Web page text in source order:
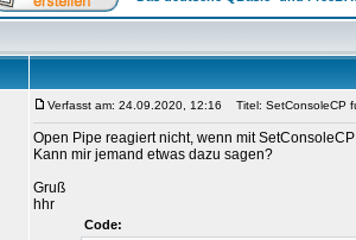
Verfasst am: 24.09.2020, 12:16 Titel: SetConsoleCP
Open Pipe reagiert nicht, wenn mit
Kann mir jemand etwas dazu sagen?
Gruß
hhr
Code: